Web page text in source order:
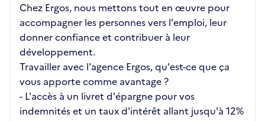
Chez Ergos, nous mettons tout en œuvre pour
accompagner les personnes vers l'emploi, leur
donner confiance et contribuer à leur
développement.
Travailler avec l'agence Ergos, qu'est-ce que ça
vous apporte comme avantage ?
- L'accès à un livret d'épargne pour vos
indemnités et un taux d'intérêt allant jusqu'à 12%